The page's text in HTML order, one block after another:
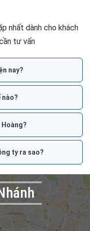
nhất dành cho khách
tư vấn
nay?
nào?
Hoàng?
ty ra sao?